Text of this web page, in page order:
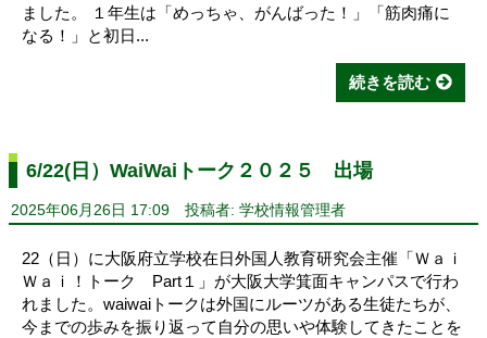
ました。 １年生は「めっちゃ、がんばった！」「筋肉痛に
なる！」と初日...
続きを読む
6/22(日）WaiWaiトーク２０２５ 出場
2025年06月26日 17:09 投稿者: 学校情報管理者
22（日）に大阪府立学校在日外国人教育研究会主催「Ｗａｉ
Ｗａｉ！トーク Part１」が大阪大学箕面キャンパスで行わ
れました。waiwaiトークは外国にルーツがある生徒たちが、
今までの歩みを振り返って自分の思いや体験してきたことを